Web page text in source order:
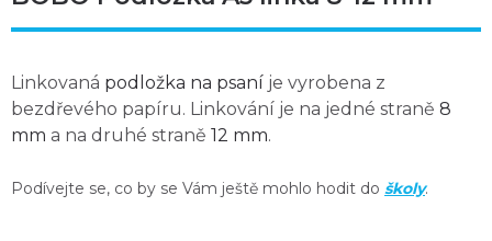
Linkovaná podložka na psaní je vyrobena z
bezdřevého papíru. Linkování je na jedné straně 8
mm a na druhé straně 12 mm.
Podívejte se, co by se Vám ještě mohlo hodit do školy.